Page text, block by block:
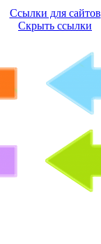
Ссылки для сайтов
Скрыть ссылки